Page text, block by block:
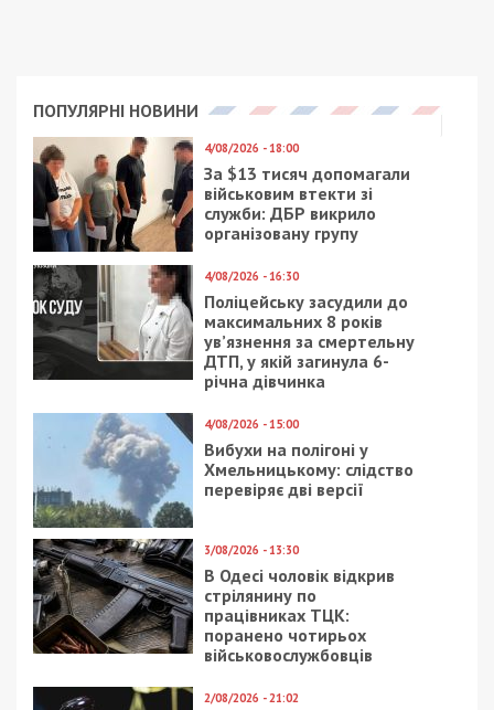
ПОПУЛЯРНІ НОВИНИ
4/08/2026 - 18:00
За $13 тисяч допомагали
військовим втекти зі
служби: ДБР викрило
організовану групу
4/08/2026 - 16:30
Поліцейську засудили до
максимальних 8 років
ув’язнення за смертельну
ДТП, у якій загинула 6-
річна дівчинка
4/08/2026 - 15:00
Вибухи на полігоні у
Хмельницькому: слідство
перевіряє дві версії
3/08/2026 - 13:30
В Одесі чоловік відкрив
стрілянину по
працівниках ТЦК:
поранено чотирьох
військовослужбовців
2/08/2026 - 21:02